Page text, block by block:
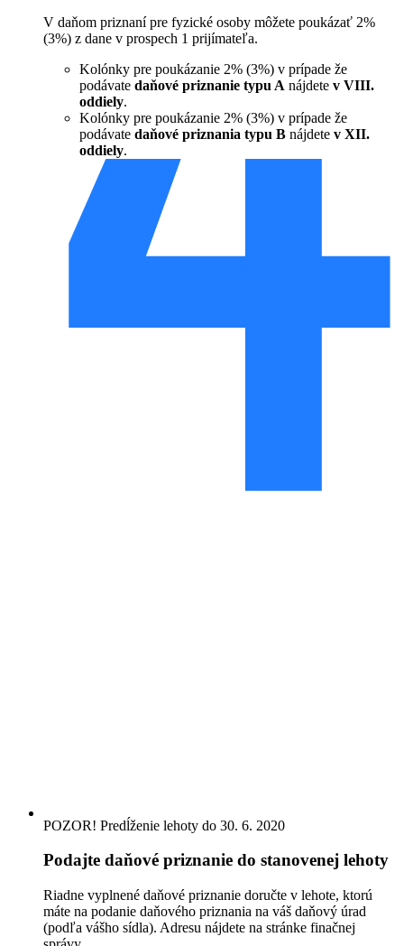
V daňom priznaní pre fyzické osoby môžete poukázať 2%
(3%) z dane v prospech 1 prijímateľa.
Kolónky pre poukázanie 2% (3%) v prípade že
podávate daňové priznanie typu A nájdete v VIII.
oddiely.
Kolónky pre poukázanie 2% (3%) v prípade že
podávate daňové priznania typu B nájdete v XII.
oddiely.
POZOR! Predĺženie lehoty do 30. 6. 2020
Podajte daňové priznanie do stanovenej lehoty
Riadne vyplnené daňové priznanie doručte v lehote, ktorú
máte na podanie daňového priznania na váš daňový úrad
(podľa vášho sídla). Adresu nájdete na stránke finačnej